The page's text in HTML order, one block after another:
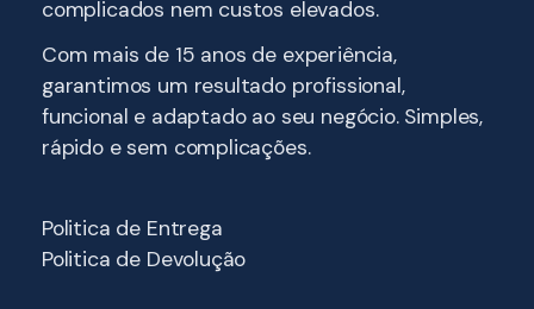
complicados nem custos elevados.
Com mais de 15 anos de experiência,
garantimos um resultado profissional,
funcional e adaptado ao seu negócio. Simples,
rápido e sem complicações.
Politica de Entrega
Politica de Devolução